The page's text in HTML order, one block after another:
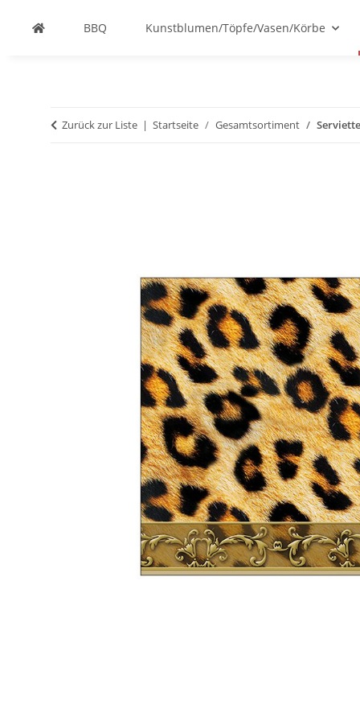
BBQ Kunstblumen/Töpfe/Vasen/Körbe
Zurück zur Liste Startseite Gesamtsortiment